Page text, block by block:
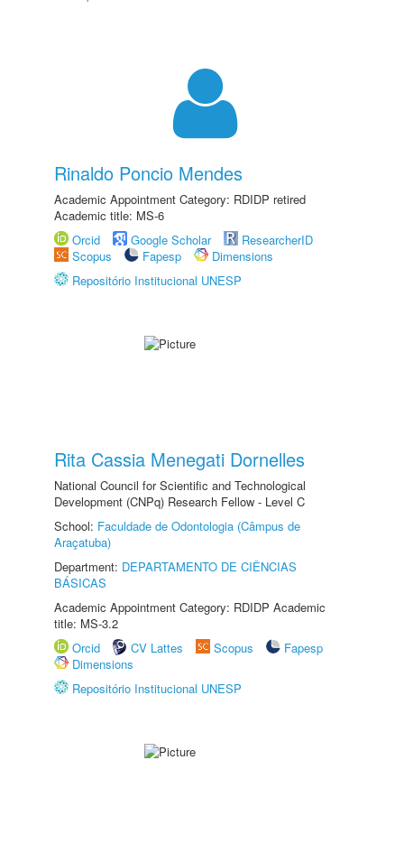
Rinaldo Poncio Mendes
Academic Appointment Category: RDIDP retired
Academic title: MS-6
Orcid
Google Scholar
ResearcherID
Scopus
Fapesp
Dimensions
Repositório Institucional UNESP
Rita Cassia Menegati Dornelles
National Council for Scientific and Technological
Development (CNPq) Research Fellow - Level C
School: Faculdade de Odontologia (Câmpus de
Araçatuba)
Department: DEPARTAMENTO DE CIÊNCIAS
BÁSICAS
Academic Appointment Category: RDIDP Academic
title: MS-3.2
Orcid
CV Lattes Scopus
Fapesp
Dimensions
Repositório Institucional UNESP